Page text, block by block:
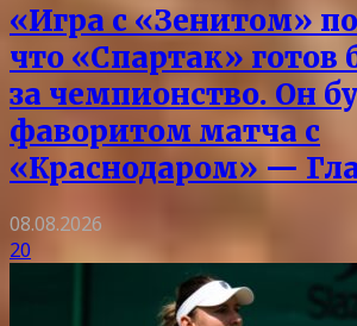
«Игра с «Зенитом»
что «Спартак» готов
за чемпионство. Он
фаворитом матча с
«Краснодаром» —
08.08.2026
20